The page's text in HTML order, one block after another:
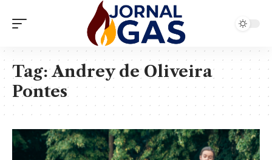
Tag:Andrey de Oliveira
Pontes